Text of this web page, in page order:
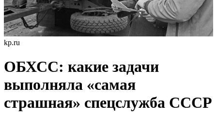
kp.ru
ОБХСС: какие задачи
выполняла «самая
страшная» спецслужба СССР